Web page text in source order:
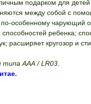
подарком для детей
между собой с
особенному чарующий
способностей ребенка;
расширяет кругозор и
ААА / LR03.